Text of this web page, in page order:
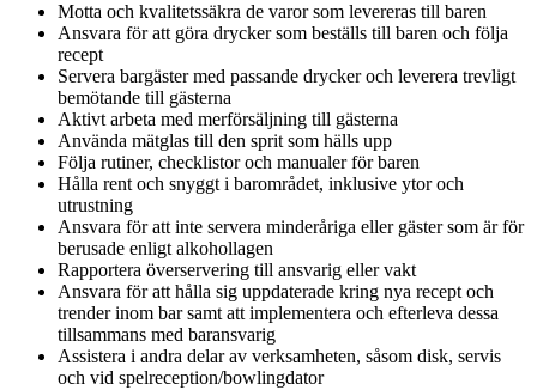
Motta och kvalitetssäkra de varor som levereras till baren
Ansvara för att göra drycker som beställs till baren och följa
recept
Servera bargäster med passande drycker och leverera trevligt
bemötande till gästerna
Aktivt arbeta med merförsäljning till gästerna
Använda mätglas till den sprit som hälls upp
Följa rutiner, checklistor och manualer för baren
Hålla rent och snyggt i barområdet, inklusive ytor och
utrustning
Ansvara för att inte servera minderåriga eller gäster som är för
berusade enligt alkohollagen
Rapportera överservering till ansvarig eller vakt
Ansvara för att hålla sig uppdaterade kring nya recept och
trender inom bar samt att implementera och efterleva dessa
tillsammans med baransvarig
Assistera i andra delar av verksamheten, såsom disk, servis
och vid spelreception/bowlingdator